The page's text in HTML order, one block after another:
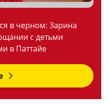
в черном: Зарина
с детьми
в Паттайе